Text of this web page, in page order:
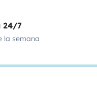
24/7
la semana